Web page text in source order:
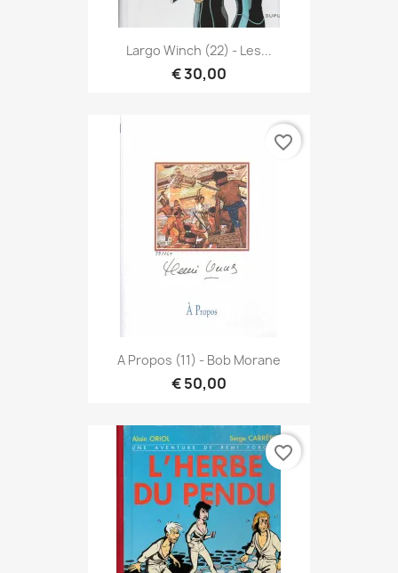
Largo Winch (22) - Les...
€ 30,00
A Propos (11) - Bob Morane
€ 50,00
favorite_border
favorite_border